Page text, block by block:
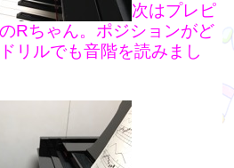
次はプレピ
Rちゃん。ポジションがど
リルでも音階を読みまし